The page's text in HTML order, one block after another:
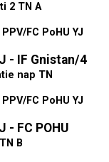
2 TN A
FC PoHU YJ
- IF Gnistan/4
nap TN
FC PoHU YJ
- FC POHU
B